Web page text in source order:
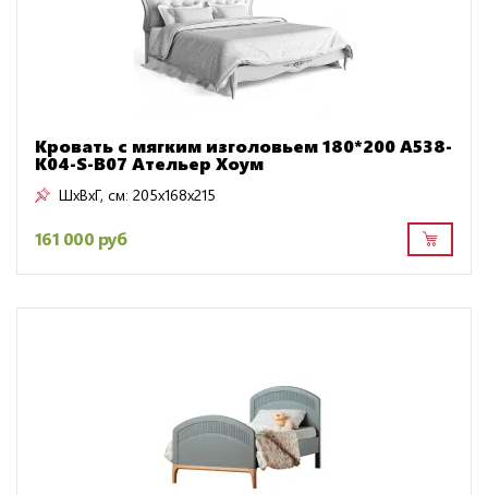
Кровать с мягким изголовьем 180*200 A538-
K04-S-B07 Ательер Хоум
ШxВxГ, см: 205x168x215
161 000 руб